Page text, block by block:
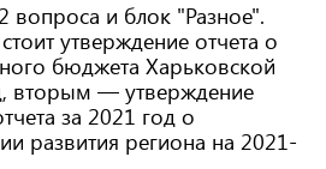
вопроса и блок "Разное".
утверждение отчета о
бюджета Харьковской
вторым — утверждение
за 2021 год о
развития региона на 2021-